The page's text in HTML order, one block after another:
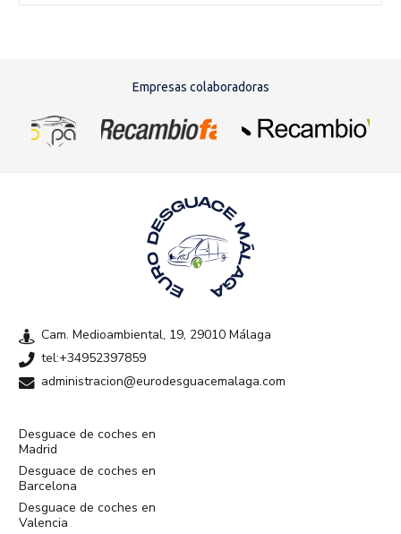
Empresas colaboradoras
Cam. Medioambiental, 19, 29010 Málaga
tel:+34952397859
administracion@eurodesguacemalaga.com
Desguace de coches en
Madrid
Desguace de coches en
Barcelona
Desguace de coches en
Valencia